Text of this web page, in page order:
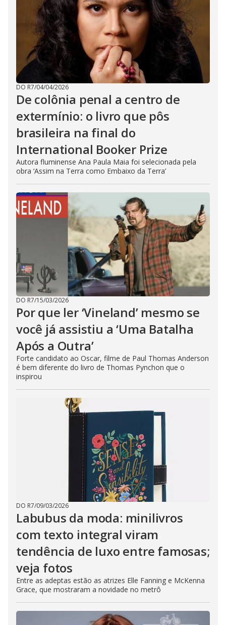
DO R7/04/04/2026
De colônia penal a centro de
extermínio: o livro que pôs
brasileira na final do
International Booker Prize
Autora fluminense Ana Paula Maia foi selecionada pela
obra ‘Assim na Terra como Embaixo da Terra’
DO R7/15/03/2026
Por que ler ‘Vineland’ mesmo se
você já assistiu a ‘Uma Batalha
Após a Outra’
Forte candidato ao Oscar, filme de Paul Thomas Anderson
é bem diferente do livro de Thomas Pynchon que o
inspirou
DO R7/09/03/2026
Labubus da moda: minilivros
com texto integral viram
tendência de luxo entre famosas;
veja fotos
Entre as adeptas estão as atrizes Elle Fanning e McKenna
Grace, que mostraram a novidade no metrô